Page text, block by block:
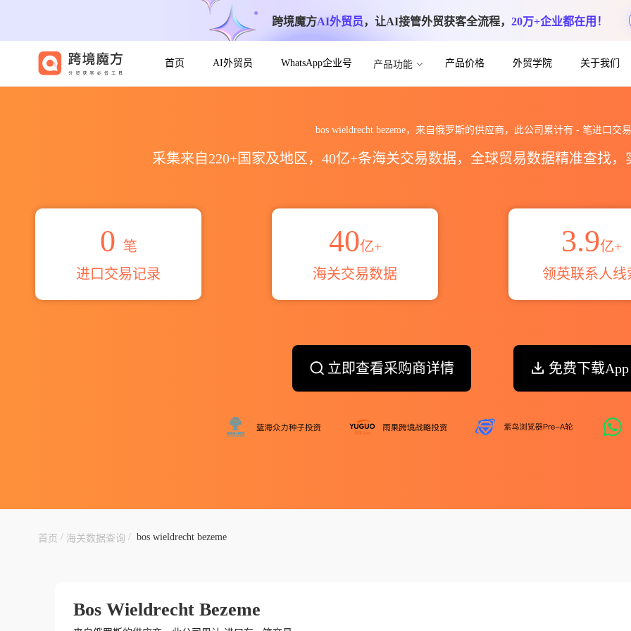
跨境魔方AI外贸员，让AI接管外贸获客全流程， 20万+企业都在用！
首页 AI外贸员 WhatsApp企业号 产品功能 产品价格 外贸学院 关于我们
bos wieldrecht bezeme，来自俄罗斯的供应商，此公司累计有 -笔进口交易
采集来自220+国家及地区，40亿+条海关交易数据，全球贸易数据精准查找
0 笔
进口交易记录
40亿+
海关交易数据
3.9亿+
领英联系人线
立即查看采购商详情 免费下载App
首页 / 海关数据查询 / bos wieldrecht bezeme
Bos Wieldrecht Bezeme